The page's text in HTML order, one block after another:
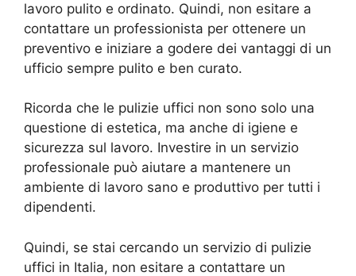
lavoro pulito e ordinato. Quindi, non esitare a
contattare un professionista per ottenere un
preventivo e iniziare a godere dei vantaggi di un
ufficio sempre pulito e ben curato.
Ricorda che le pulizie uffici non sono solo una
questione di estetica, ma anche di igiene e
sicurezza sul lavoro. Investire in un servizio
professionale può aiutare a mantenere un
ambiente di lavoro sano e produttivo per tutti i
dipendenti.
Quindi, se stai cercando un servizio di pulizie
uffici in Italia, non esitare a contattare un